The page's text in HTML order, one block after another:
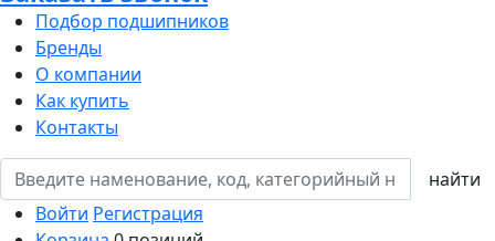
Подбор подшипников
Бренды
О компании
Как купить
Контакты
Войти Регистрация